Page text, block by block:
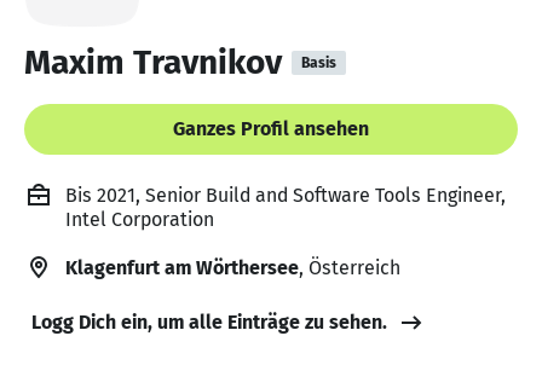
Maxim Travnikov Basis
Ganzes Profil ansehen
Bis 2021, Senior Build and Software Tools Engineer,
Intel Corporation
Klagenfurt am Wörthersee, Österreich
Logg Dich ein, um alle Einträge zu sehen.